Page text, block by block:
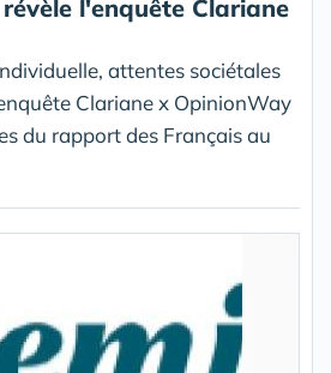
l'enquête Clariane
attentes sociétales
Clariane x OpinionWay
du rapport des Français au